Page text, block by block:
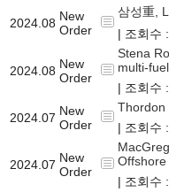
2024.08 New
Order
삼성重,
| 조회수 :
2024.08 New
Order
Stena
multi-
| 조회수 :
2024.07 New
Order
Thordon
| 조회수 :
2024.07 New
Order
Offshore
| 조회수 :